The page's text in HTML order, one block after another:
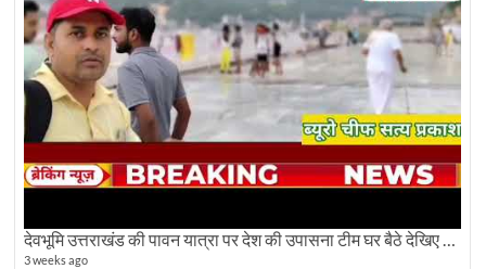
देवभूमि उत्तराखंड की पावन यात्रा पर देश की उपासना टीम घर बैठे देखिए अलौकिक दृश्य
3 weeks ago